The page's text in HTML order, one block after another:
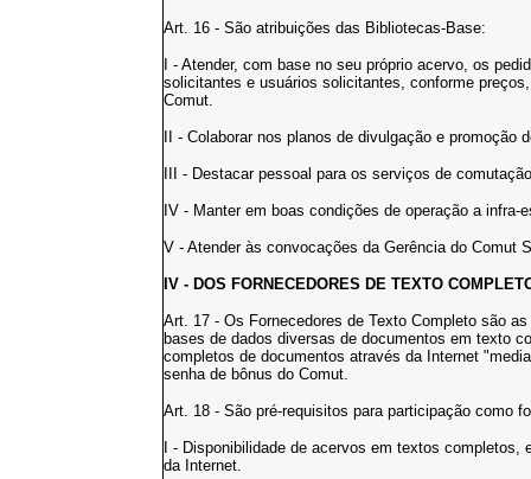
Art. 16 - São atribuições das Bibliotecas-Base:
I - Atender, com base no seu próprio acervo, os
solicitantes e usuários solicitantes, conforme
Comut.
II - Colaborar nos planos de divulgação e promoção
III - Destacar pessoal para os serviços de
IV - Manter em boas condições de operação a
V - Atender às convocações da Gerência do Comut
IV - DOS FORNECEDORES DE TEXTO
Art. 17 - Os Fornecedores de Texto Completo são
bases de dados diversas de documentos em texto
completos de documentos através da Internet
senha de bônus do Comut.
Art. 18 - São pré-requisitos para participação como
I - Disponibilidade de acervos em textos
da Internet.